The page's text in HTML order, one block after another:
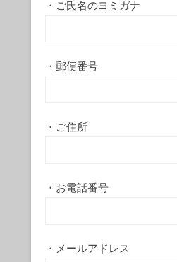
・ご氏名のヨミガナ
・郵便番号
・ご住所
・お電話番号
・メールアドレス